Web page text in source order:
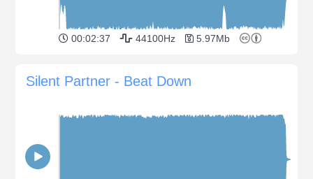
00:02:37 44100Hz 5.97Mb
Silent Partner - Beat Down